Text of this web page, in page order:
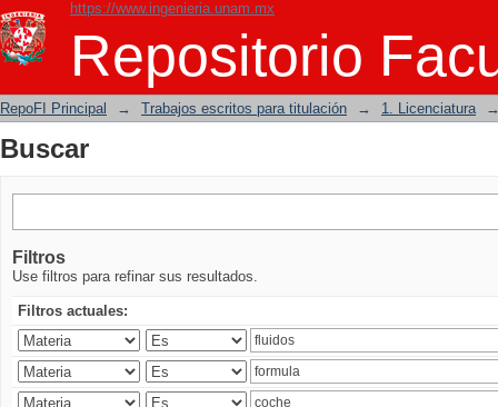
https://www.ingenieria.unam.mx
Repositorio
Buscar
RepoFI Principal → Trabajos escritos para titulación → 1. Licenciatura
Buscar
Filtros
Use filtros para refinar sus resultados.
Filtros actuales: